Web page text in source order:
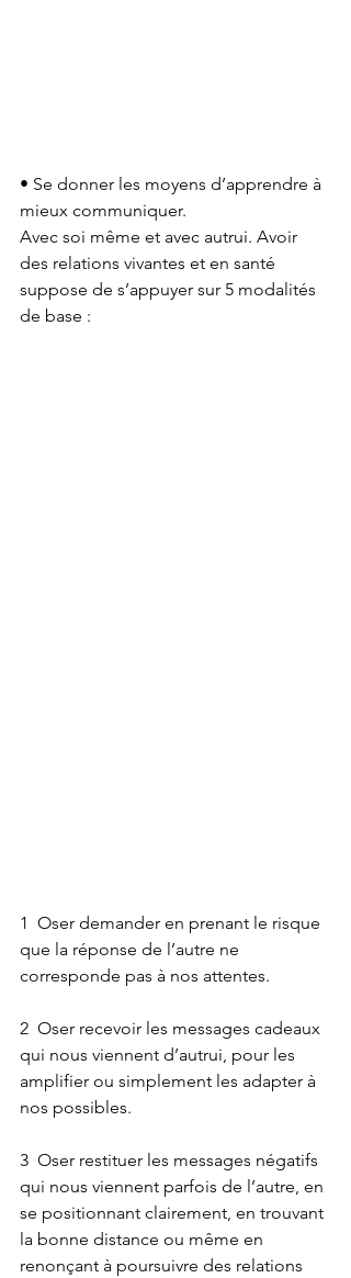
• Se donner les moyens d’apprendre à
mieux communiquer.
Avec soi même et avec autrui. Avoir
des relations vivantes et en santé
suppose de s’appuyer sur 5 modalités
de base :
1  Oser demander en prenant le risque
que la réponse de l’autre ne
corresponde pas à nos attentes.
2  Oser recevoir les messages cadeaux
qui nous viennent d’autrui, pour les
amplifier ou simplement les adapter à
nos possibles.
3  Oser restituer les messages négatifs
qui nous viennent parfois de l’autre, en
se positionnant clairement, en trouvant
la bonne distance ou même en
renonçant à poursuivre des relations